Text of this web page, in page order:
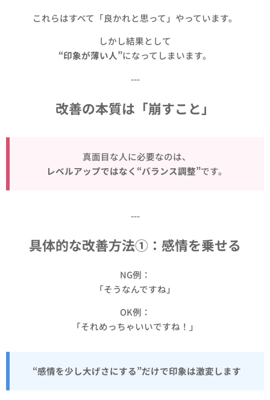
これらはすべて「良かれと思って」やっています。
しかし結果として
“印象が薄い人”になってしまいます。
---
改善の本質は「崩すこと」
真面目な人に必要なのは、
レベルアップではなく“バランス調整”です。
---
具体的な改善方法①：感情を乗せる
NG例：
「そうなんですね」
OK例：
「それめっちゃいいですね！」
“感情を少し大げさにする”だけで印象は激変します